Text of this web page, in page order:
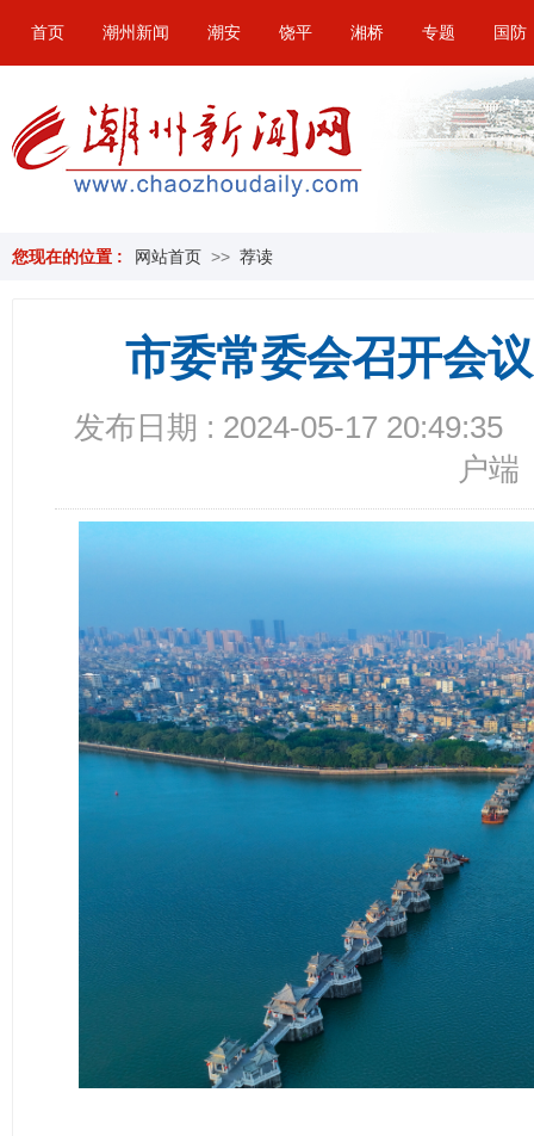
首页 潮州新闻 潮安 饶平 湘桥 专题 国防
您现在的位置 : 网站首页 >> 荐读
市委常委会召开会
发布日期 : 2024-05-17 20:49:35
户端